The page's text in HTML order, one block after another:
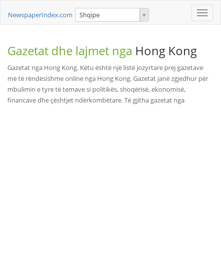
Toggle
NewspaperIndex.com Shqipe
Gazetat dhe lajmet nga Hong Kong
Gazetat nga Hong Kong. Këtu është një listë jozyrtare prej gazetave
më të rëndësishme online nga Hong Kong. Gazetat janë zgjedhur për
mbulimin e tyre të temave si politikës, shoqërisë, ekonomisë,
financave dhe çështjet ndërkombëtare. Të gjitha gazetat nga